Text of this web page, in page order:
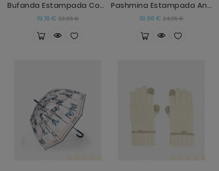
Bufanda Estampada Con Flecos Anekke
19,16 € Precio
23,95 €Precio
Pashmina Estampada Anekke
19,96 € Precio
24,95 €Precio